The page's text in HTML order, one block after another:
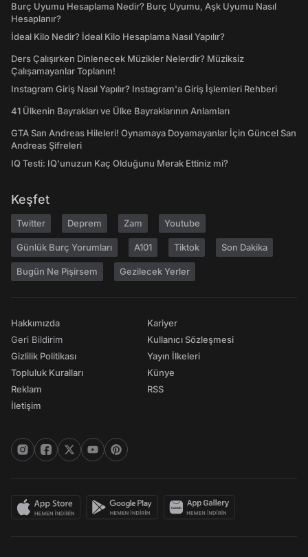
Burç Uyumu Hesaplama Nedir? Burç Uyumu, Aşk Uyumu Nasıl
Hesaplanır?
İdeal Kilo Nedir? İdeal Kilo Hesaplama Nasıl Yapılır?
Ders Çalışırken Dinlenecek Müzikler Nelerdir? Müziksiz
Çalışamayanlar Toplanın!
Instagram Giriş Nasıl Yapılır? Instagram'a Giriş İşlemleri Rehberi
41 Ülkenin Bayrakları ve Ülke Bayraklarının Anlamları
GTA San Andreas Hileleri! Oynamaya Doyamayanlar İçin Güncel San
Andreas Şifreleri
IQ Testi: IQ'unuzun Kaç Olduğunu Merak Ettiniz mi?
Keşfet
Twitter Deprem Zam Youtube
Günlük Burç Yorumları A101 Tiktok Son Dakika
Bugün Ne Pişirsem Gezilecek Yerler
Hakkımızda
Geri Bildirim
Gizlilik Politikası
Topluluk Kuralları
Reklam
İletişim
Kariyer
Kullanıcı Sözleşmesi
Yayın İlkeleri
Künye
RSS